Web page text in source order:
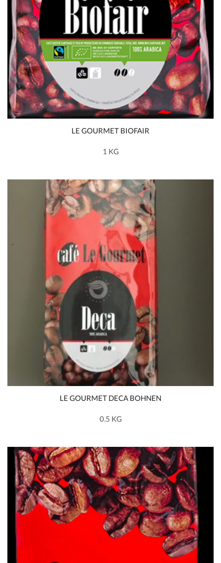
LE GOURMET BIOFAIR
1 KG
LE GOURMET DECA BOHNEN
0.5 KG